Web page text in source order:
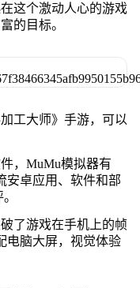
这个激动人心的游戏
的目标。
工大师》手游，可以
，MuMu模拟器有
安卓应用、软件和部
了游戏在手机上的帧
电脑大屏，视觉体验